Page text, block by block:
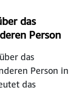
das
Person
das
Person in
das